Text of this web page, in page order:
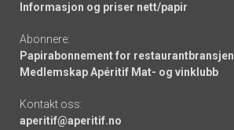
Informasjon og priser nett/papir
Abonnere:
Papirabonnement for restaurantbransjen
Medlemskap Apéritif Mat- og vinklubb
Kontakt oss:
aperitif@aperitif.no